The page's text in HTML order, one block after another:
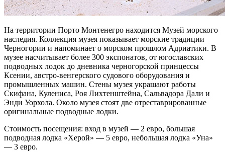
На территории Порто Монтенегро находится Музей морского
наследия. Коллекция музея показывает морские традиции
Черногории и напоминает о морском прошлом Адриатики. В
музее насчитывает более 300 экспонатов, от югославских
подводных лодок до дневника черногорской принцессы
Ксении, австро-венгерского судового оборудования и
промышленных машин. Стены музея украшают работы
Скифана, Кулениса, Роя Лихтенштейна, Сальвадора Дали и
Энди Уорхола. Около музея стоят две отреставрированные
оригинальные подводные лодки.
Стоимость посещения: вход в музей — 2 евро, большая
подводная лодка «Херой» — 5 евро, небольшая лодка «Уна»
— 3 евро.